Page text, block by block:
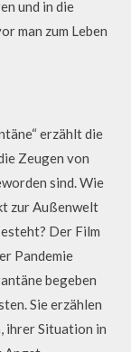
und in die
man zum Leben
erzählt die
Zeugen von
sind. Wie
zur Außenwelt
Der Film
Pandemie
begeben
Sie erzählen
ihrer Situation in